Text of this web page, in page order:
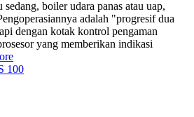
sedang, boiler udara panas atau uap,
adalah "progresif dua
dengan kotak kontrol pengaman
yang memberikan indikasi